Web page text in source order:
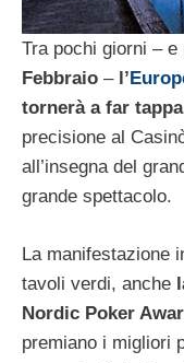
Tra pochi giorni –
Febbraio – l’
tornerà a far
precisione al
all’insegna del
grande spettacolo.
La manifestazione
tavoli verdi, anche
Nordic Poker
premiano i migliori